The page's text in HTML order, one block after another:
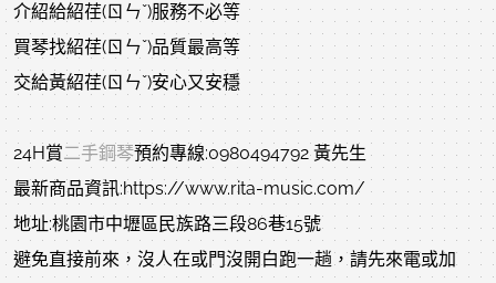
介紹給紹荏(ㄖㄣˇ)服務不必等
買琴找紹荏(ㄖㄣˇ)品質最高等
交給黃紹荏(ㄖㄣˇ)安心又安穩
24H賞二手鋼琴預約專線:0980494792 黃先生
最新商品資訊:https://www.rita-music.com/
地址:桃園市中壢區民族路三段86巷15號
避免直接前來，沒人在或門沒開白跑一趟，請先來電或加